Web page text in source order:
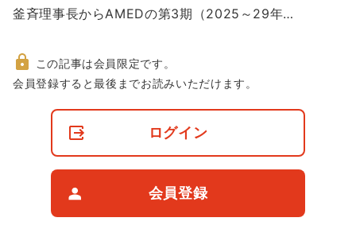
釜斉理事長からAMEDの第3期（2025～29年…
非
この記事は会員限定です。
会員登録すると最後までお読みいただけます。
ログイン
会員登録